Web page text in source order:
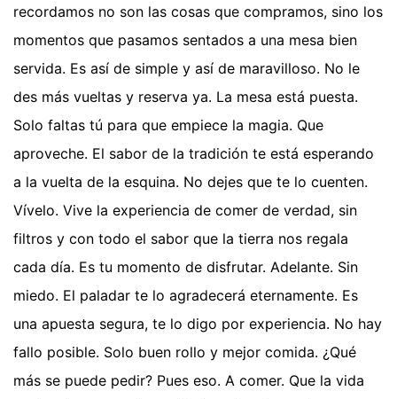
recordamos no son las cosas que compramos, sino los
momentos que pasamos sentados a una mesa bien
servida. Es así de simple y así de maravilloso. No le
des más vueltas y reserva ya. La mesa está puesta.
Solo faltas tú para que empiece la magia. Que
aproveche. El sabor de la tradición te está esperando
a la vuelta de la esquina. No dejes que te lo cuenten.
Vívelo. Vive la experiencia de comer de verdad, sin
filtros y con todo el sabor que la tierra nos regala
cada día. Es tu momento de disfrutar. Adelante. Sin
miedo. El paladar te lo agradecerá eternamente. Es
una apuesta segura, te lo digo por experiencia. No hay
fallo posible. Solo buen rollo y mejor comida. ¿Qué
más se puede pedir? Pues eso. A comer. Que la vida